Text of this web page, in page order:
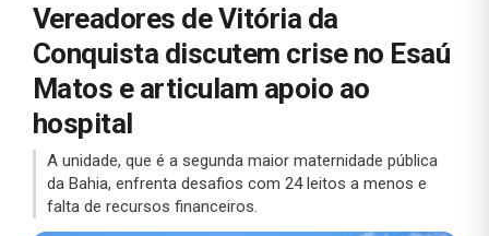
Vereadores de Vitória da
Conquista discutem crise no Esaú
Matos e articulam apoio ao
hospital
A unidade, que é a segunda maior maternidade pública
da Bahia, enfrenta desafios com 24 leitos a menos e
falta de recursos financeiros.